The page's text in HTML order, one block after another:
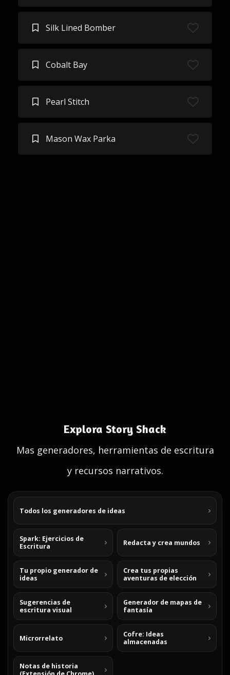
Silk Lined Bomber
Cobalt Bay
Pearl Stitch
Mason Wax Parka
Explora Story Shack
Mas generadores, herramientas de escritura
y recursos narrativos.
Todos los generadores de ideas
Spark: Ejercicios de
Escritura
Redacta y crea mundos
Tu propio generador de
ideas
Crea tus propias
aventuras de elección
Sugerencias de
escritura visual
Generador de mapas de
fantasía
Microrrelato
Cofre: Ideas
almacenadas
Notas de historia